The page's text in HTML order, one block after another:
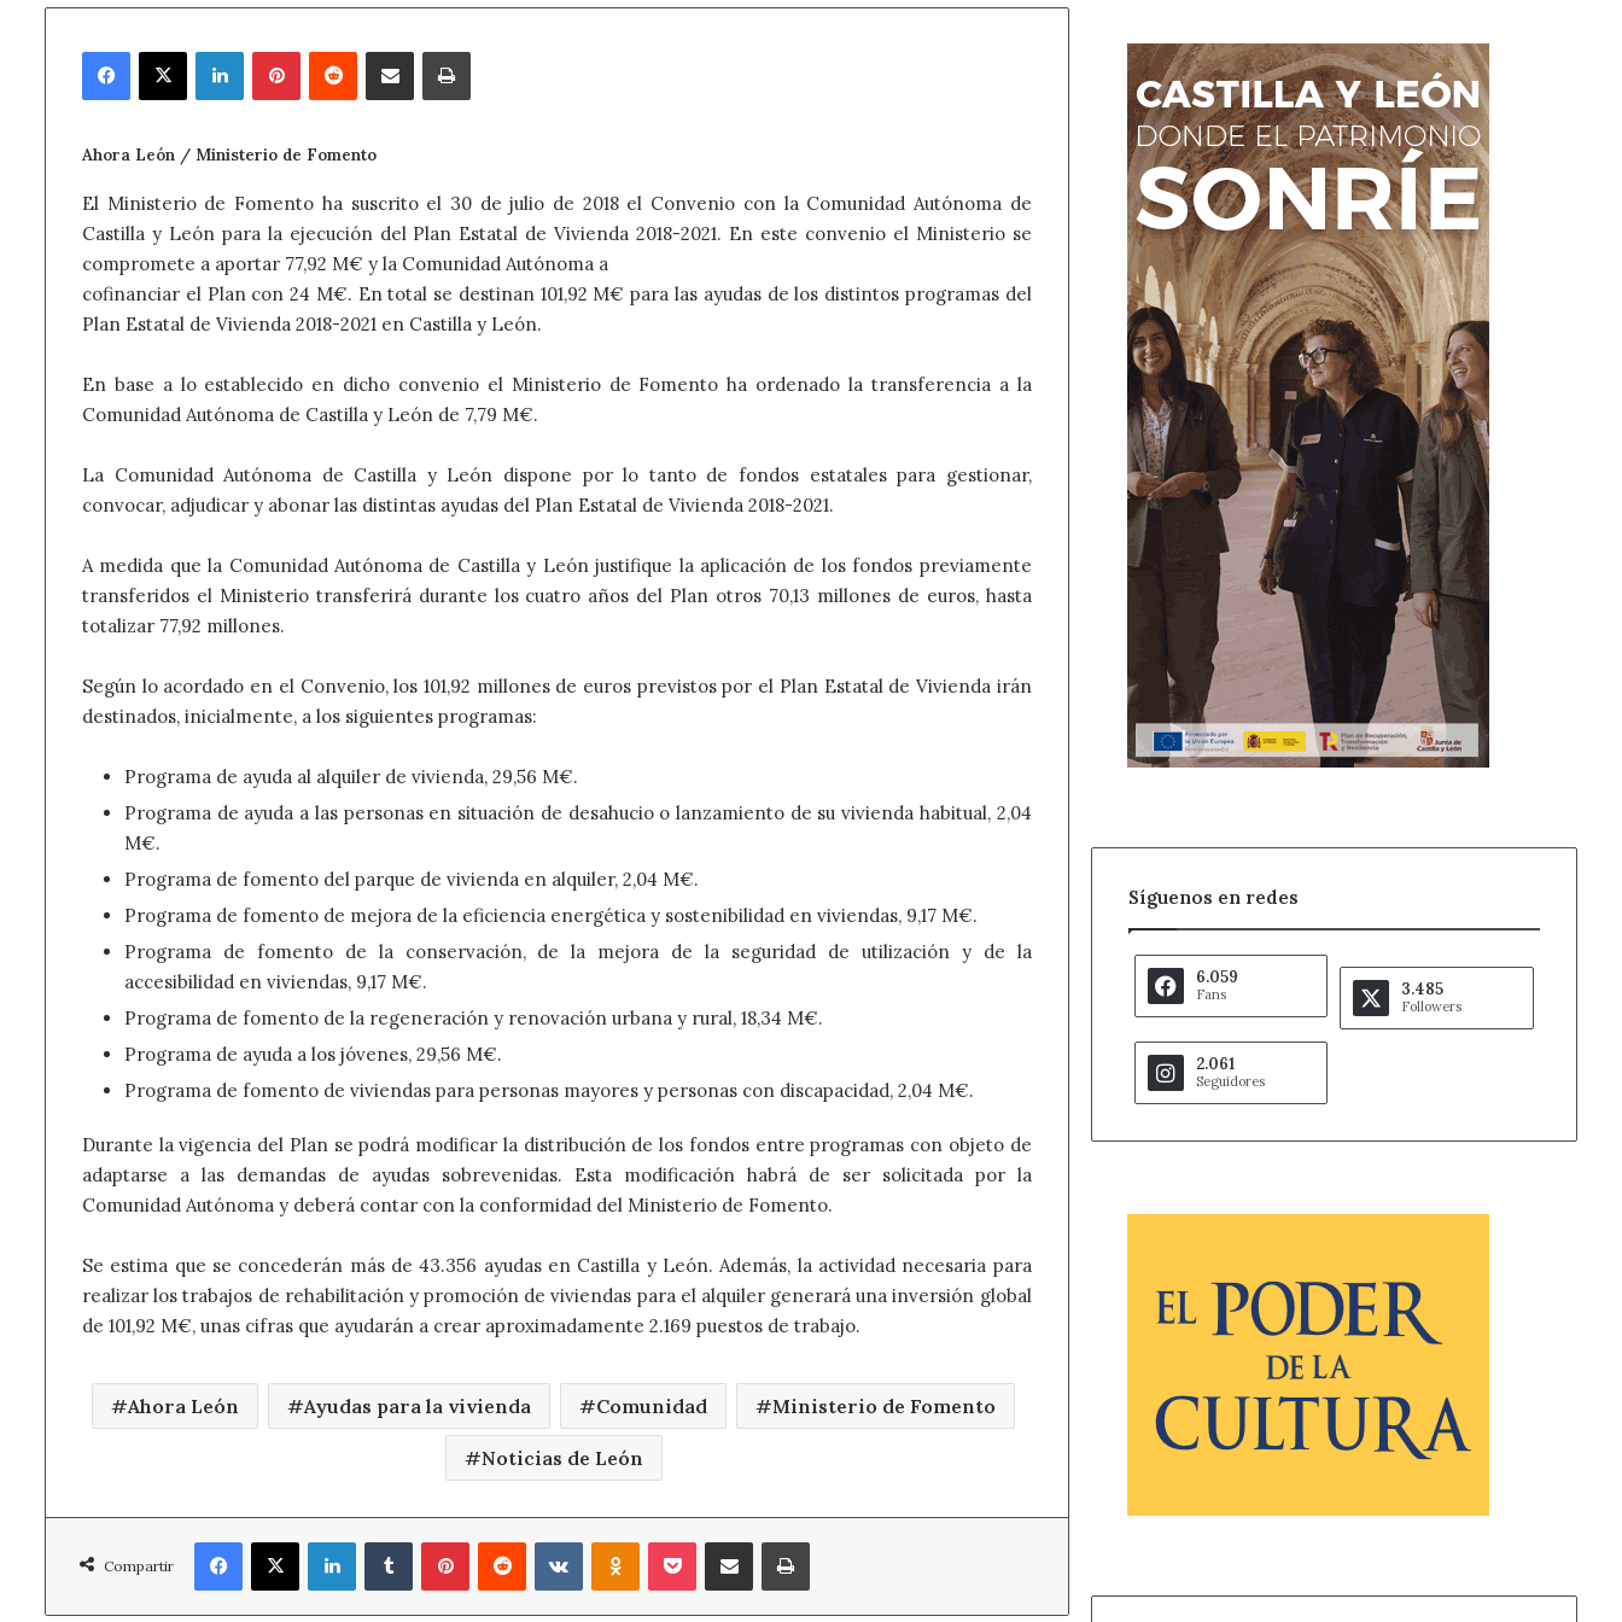
Facebook
X LinkedInPinterestReddit Compartir por correo electrónicoImprimir
Ahora León / Ministerio de Fomento
El Ministerio de Fomento ha suscrito el 30 de julio de 2018 el Convenio con la Comunidad Autónoma de
Castilla y León para la ejecución del Plan Estatal de Vivienda 2018-2021. En este convenio el Ministerio se
compromete a aportar 77,92 M€ y la Comunidad Autónoma a
cofinanciar el Plan con 24 M€. En total se destinan 101,92 M€ para las ayudas de los distintos programas del
Plan Estatal de Vivienda 2018-2021 en Castilla y León.
En base a lo establecido en dicho convenio el Ministerio de Fomento ha ordenado la transferencia a la
Comunidad Autónoma de Castilla y León de 7,79 M€.
La Comunidad Autónoma de Castilla y León dispone por lo tanto de fondos estatales para gestionar,
convocar, adjudicar y abonar las distintas ayudas del Plan Estatal de Vivienda 2018-2021.
A medida que la Comunidad Autónoma de Castilla y León justifique la aplicación de los fondos previamente
transferidos el Ministerio transferirá durante los cuatro años del Plan otros 70,13 millones de euros, hasta
totalizar 77,92 millones.
Según lo acordado en el Convenio, los 101,92 millones de euros previstos por el Plan Estatal de Vivienda irán
destinados, inicialmente, a los siguientes programas:
Programa de ayuda al alquiler de vivienda, 29,56 M€.
Programa de ayuda a las personas en situación de desahucio o lanzamiento de su vivienda habitual, 2,04
M€.
Programa de fomento del parque de vivienda en alquiler, 2,04 M€.
Programa de fomento de mejora de la eficiencia energética y sostenibilidad en viviendas, 9,17 M€.
Programa de fomento de la conservación, de la mejora de la seguridad de utilización y de la
accesibilidad en viviendas, 9,17 M€.
Programa de fomento de la regeneración y renovación urbana y rural, 18,34 M€.
Programa de ayuda a los jóvenes, 29,56 M€.
Programa de fomento de viviendas para personas mayores y personas con discapacidad, 2,04 M€.
Durante la vigencia del Plan se podrá modificar la distribución de los fondos entre programas con objeto de
adaptarse a las demandas de ayudas sobrevenidas. Esta modificación habrá de ser solicitada por la
Comunidad Autónoma y deberá contar con la conformidad del Ministerio de Fomento.
Se estima que se concederán más de 43.356 ayudas en Castilla y León. Además, la actividad necesaria para
realizar los trabajos de rehabilitación y promoción de viviendas para el alquiler generará una inversión global
de 101,92 M€, unas cifras que ayudarán a crear aproximadamente 2.169 puestos de trabajo.
Ahora León Ayudas para la vivienda Comunidad Ministerio de Fomento
Noticias de León
Compartir
Facebook
X LinkedInTumblrPinterestReddit VKontakteOdnoklassniki
PocketCompartir por correo electrónicoImprimir
Síguenos en redes
6.059
Fans 3.485
Followers
2.061
Seguidores